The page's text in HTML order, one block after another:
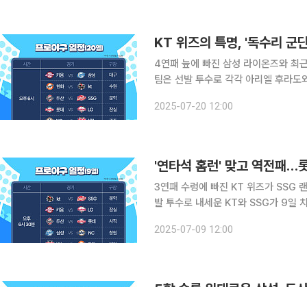
KT 위즈의 특명, '독수리 군
4연패 늪에 빠진 삼성 라이온즈와 최
팀은 선발 투수로 각각 아리엘 후라
스의 질주가 멈추지 않는다. 2연패에
2025-07-20 12:00
3연패 수렁에 빠진 KT 위즈가 SSG
발 투수로 내세운 KT와 SSG가 9일
이목을 끌고 있다. 전날 1점
2025-07-09 12:00